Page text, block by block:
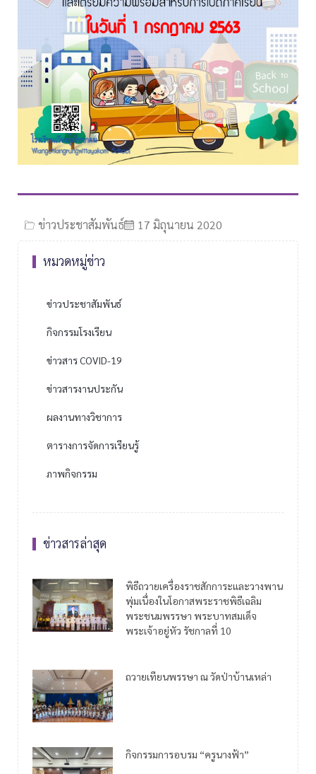
ข่าวประชาสัมพันธ์ 17 มิถุนายน 2020
หมวดหมู่ข่าว
ข่าวประชาสัมพันธ์
กิจกรรมโรงเรียน
ข่าวสาร COVID-19
ข่าวสารงานประกัน
ผลงานทางวิชาการ
ตารางการจัดการเรียนรู้
ภาพกิจกรรม
ข่าวสารล่าสุด
พิธีถวายเครื่องราชสักการะและวางพาน
พุ่มเนื่องในโอกาสพระราชพิธีเฉลิม
พระชนมพรรษา พระบาทสมเด็จ
พระเจ้าอยู่หัว รัชกาลที่ 10
ถวายเทียนพรรษา ณ วัดป่าบ้านเหล่า
กิจกรรมการอบรม “ครูนางฟ้า”